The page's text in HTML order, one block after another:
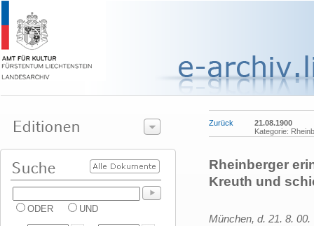
ODER UND
Zurück
21.08.1900
Kategorie:
Rheinberger
Kreuth und
München, d. 21. 8. 00.